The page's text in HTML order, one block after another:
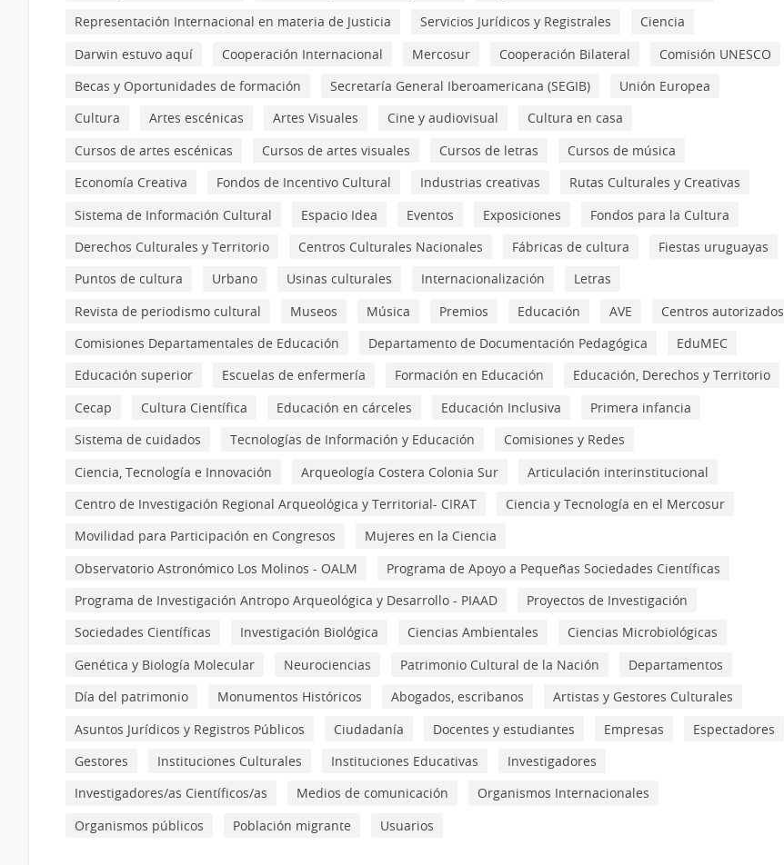
Representación Internacional en materia de Justicia
Servicios Jurídicos y Registrales
Ciencia
Darwin estuvo aquí
Cooperación Internacional Mercosur Cooperación Bilateral
Comisión UNESCO
Becas y Oportunidades de formación
Secretaría General Iberoamericana (SEGIB)
Unión Europea
Cultura
Artes escénicas Artes Visuales Cine y audiovisual
Cultura en casa
Cursos de artes escénicas
Cursos de artes visuales Cursos de letras
Cursos de música
Economía Creativa
Fondos de Incentivo Cultural Industrias creativas
Rutas Culturales y Creativas
Sistema de Información Cultural
Espacio Idea Eventos Exposiciones
Fondos para la Cultura
Derechos Culturales y Territorio
Centros Culturales Nacionales Fábricas de cultura
Fiestas uruguayas
Puntos de cultura
Urbano Usinas culturales Internacionalización
Letras
Revista de periodismo cultural
Museos Música Premios Educación AVE
Centros autorizados
Comisiones Departamentales de Educación
Departamento de Documentación Pedagógica
EduMEC
Educación superior
Escuelas de enfermería Formación en Educación
Educación, Derechos y Territorio
Cecap
Cultura Científica Educación en cárceles Educación Inclusiva
Primera infancia
Sistema de cuidados
Tecnologías de Información y Educación
Comisiones y Redes
Ciencia, Tecnología e Innovación
Arqueología Costera Colonia Sur
Articulación interinstitucional
Centro de Investigación Regional Arqueológica y Territorial- CIRAT
Ciencia y Tecnología en el Mercosur
Movilidad para Participación en Congresos
Mujeres en la Ciencia
Observatorio Astronómico Los Molinos - OALM
Programa de Apoyo a Pequeñas Sociedades Científicas
Programa de Investigación Antropo Arqueológica y Desarrollo - PIAAD
Proyectos de Investigación
Sociedades Científicas
Investigación Biológica Ciencias Ambientales
Ciencias Microbiológicas
Genética y Biología Molecular
Neurociencias Patrimonio Cultural de la Nación
Departamentos
Día del patrimonio
Monumentos Históricos Abogados, escribanos
Artistas y Gestores Culturales
Asuntos Jurídicos y Registros Públicos
Ciudadanía Docentes y estudiantes Empresas
Espectadores
Gestores
Instituciones Culturales Instituciones Educativas
Investigadores
Investigadores/as Científicos/as
Medios de comunicación
Organismos Internacionales
Organismos públicos
Población migrante Usuarios